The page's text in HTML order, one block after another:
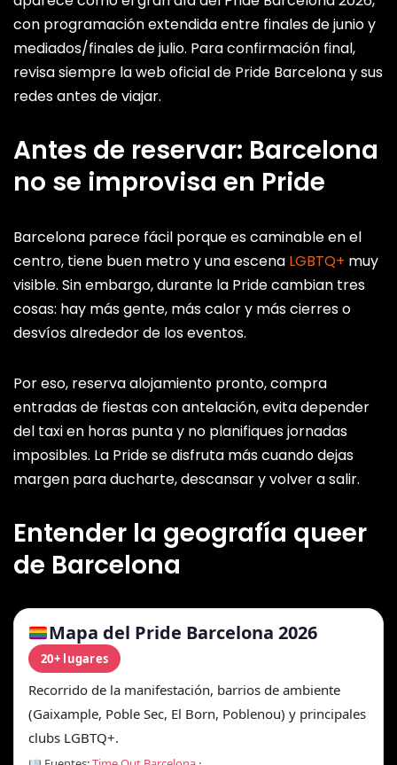
con programación extendida entre finales de junio y
mediados/finales de julio. Para confirmación final,
revisa siempre la web oficial de Pride Barcelona y sus
redes antes de viajar.
Antes de reservar: Barcelona
no se improvisa en Pride
Barcelona parece fácil porque es caminable en el
centro, tiene buen metro y una escena LGBTQ+ muy
visible. Sin embargo, durante la Pride cambian tres
cosas: hay más gente, más calor y más cierres o
desvíos alrededor de los eventos.
Por eso, reserva alojamiento pronto, compra
entradas de fiestas con antelación, evita depender
del taxi en horas punta y no planifiques jornadas
imposibles. La Pride se disfruta más cuando dejas
margen para ducharte, descansar y volver a salir.
Entender la geografía queer
de Barcelona
Mapa del Pride Barcelona 2026
20+ lugares
Recorrido de la manifestación, barrios de ambiente
(Gaixample, Poble Sec, El Born, Poblenou) y principales
clubs LGBTQ+.